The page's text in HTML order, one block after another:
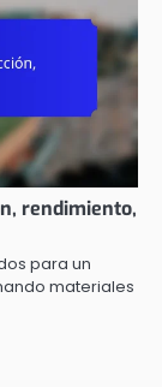
rendimiento,
para un
materiales